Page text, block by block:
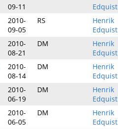
09-11
Edquist
2010-
09-05
RS
Henrik
Edquist
2010-
08-21
DM
Henrik
Edquist
2010-
08-14
DM
Henrik
Edquist
2010-
06-19
DM
Henrik
Edquist
2010-
06-05
DM
Henrik
Edquist